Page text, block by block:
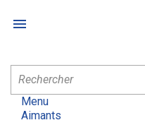

Menu
Aimants